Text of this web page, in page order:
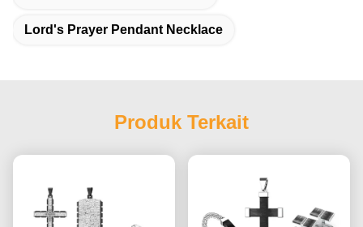
Lord's Prayer Pendant Necklace
Produk Terkait